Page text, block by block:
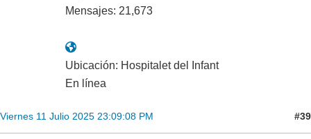
Mensajes: 21,673
Ubicación: Hospitalet del Infant
En línea
Viernes 11 Julio 2025 23:09:08 PM #39